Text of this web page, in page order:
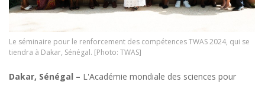
Le séminaire pour le renforcement des compétences TWAS 2024, qui se
tiendra à Dakar, Sénégal. [Photo: TWAS]
Dakar, Sénégal – L'Académie mondiale des sciences pour